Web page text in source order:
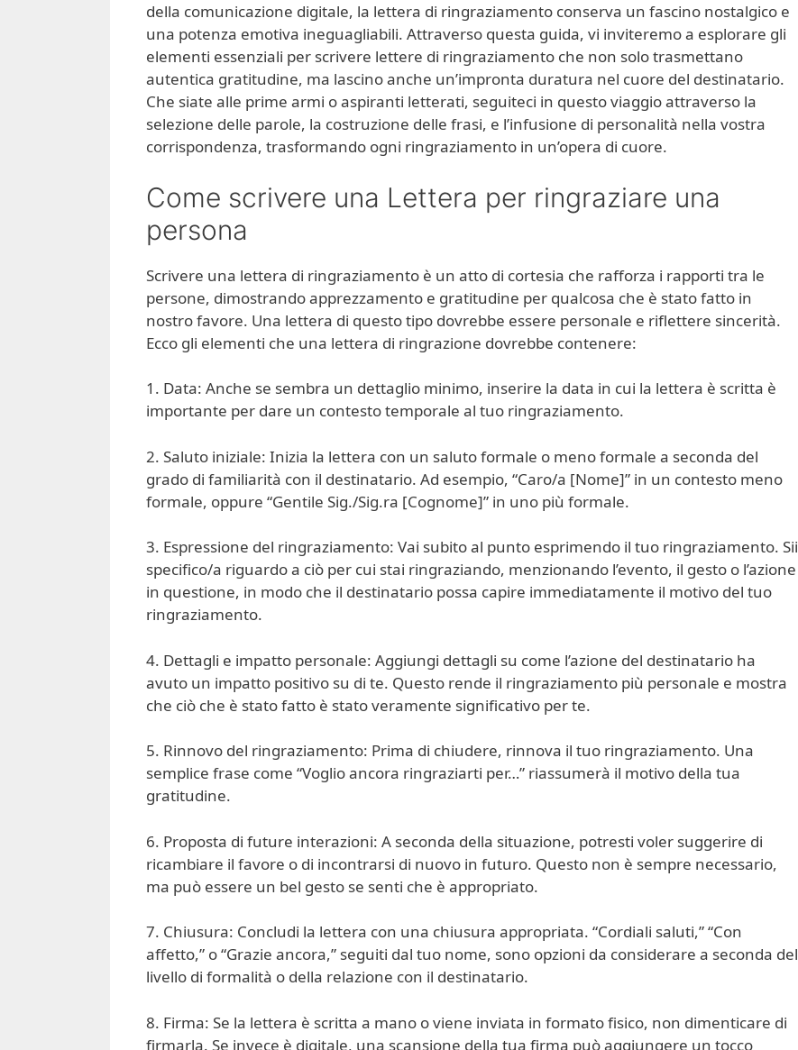
della comunicazione digitale, la lettera di ringraziamento conserva un fascino nostalgico e
una potenza emotiva ineguagliabili. Attraverso questa guida, vi inviteremo a esplorare gli
elementi essenziali per scrivere lettere di ringraziamento che non solo trasmettano
autentica gratitudine, ma lascino anche un’impronta duratura nel cuore del destinatario.
Che siate alle prime armi o aspiranti letterati, seguiteci in questo viaggio attraverso la
selezione delle parole, la costruzione delle frasi, e l’infusione di personalità nella vostra
corrispondenza, trasformando ogni ringraziamento in un’opera di cuore.
Come scrivere una Lettera per ringraziare una
persona
Scrivere una lettera di ringraziamento è un atto di cortesia che rafforza i rapporti tra le
persone, dimostrando apprezzamento e gratitudine per qualcosa che è stato fatto in
nostro favore. Una lettera di questo tipo dovrebbe essere personale e riflettere sincerità.
Ecco gli elementi che una lettera di ringrazione dovrebbe contenere:
1. Data: Anche se sembra un dettaglio minimo, inserire la data in cui la lettera è scritta è
importante per dare un contesto temporale al tuo ringraziamento.
2. Saluto iniziale: Inizia la lettera con un saluto formale o meno formale a seconda del
grado di familiarità con il destinatario. Ad esempio, “Caro/a [Nome]” in un contesto meno
formale, oppure “Gentile Sig./Sig.ra [Cognome]” in uno più formale.
3. Espressione del ringraziamento: Vai subito al punto esprimendo il tuo ringraziamento. Sii
specifico/a riguardo a ciò per cui stai ringraziando, menzionando l’evento, il gesto o l’azione
in questione, in modo che il destinatario possa capire immediatamente il motivo del tuo
ringraziamento.
4. Dettagli e impatto personale: Aggiungi dettagli su come l’azione del destinatario ha
avuto un impatto positivo su di te. Questo rende il ringraziamento più personale e mostra
che ciò che è stato fatto è stato veramente significativo per te.
5. Rinnovo del ringraziamento: Prima di chiudere, rinnova il tuo ringraziamento. Una
semplice frase come “Voglio ancora ringraziarti per…” riassumerà il motivo della tua
gratitudine.
6. Proposta di future interazioni: A seconda della situazione, potresti voler suggerire di
ricambiare il favore o di incontrarsi di nuovo in futuro. Questo non è sempre necessario,
ma può essere un bel gesto se senti che è appropriato.
7. Chiusura: Concludi la lettera con una chiusura appropriata. “Cordiali saluti,” “Con
affetto,” o “Grazie ancora,” seguiti dal tuo nome, sono opzioni da considerare a seconda del
livello di formalità o della relazione con il destinatario.
8. Firma: Se la lettera è scritta a mano o viene inviata in formato fisico, non dimenticare di
firmarla. Se invece è digitale, una scansione della tua firma può aggiungere un tocco